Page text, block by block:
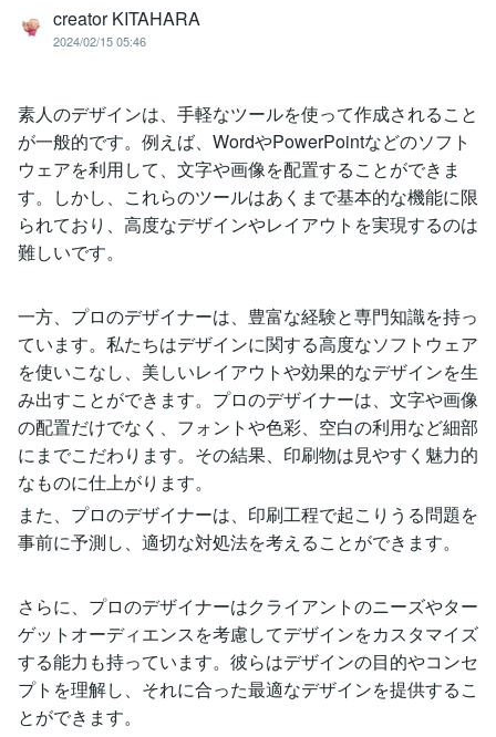
creator KITAHARA
2024/02/15 05:46
素人のデザインは、手軽なツールを使って作成されること
が一般的です。例えば、WordやPowerPointなどのソフト
ウェアを利用して、文字や画像を配置することができま
す。しかし、これらのツールはあくまで基本的な機能に限
られており、高度なデザインやレイアウトを実現するのは
難しいです。
一方、プロのデザイナーは、豊富な経験と専門知識を持っ
ています。私たちはデザインに関する高度なソフトウェア
を使いこなし、美しいレイアウトや効果的なデザインを生
み出すことができます。プロのデザイナーは、文字や画像
の配置だけでなく、フォントや色彩、空白の利用など細部
にまでこだわります。その結果、印刷物は見やすく魅力的
なものに仕上がります。
また、プロのデザイナーは、印刷工程で起こりうる問題を
事前に予測し、適切な対処法を考えることができます。
さらに、プロのデザイナーはクライアントのニーズやター
ゲットオーディエンスを考慮してデザインをカスタマイズ
する能力も持っています。彼らはデザインの目的やコンセ
プトを理解し、それに合った最適なデザインを提供するこ
とができます。